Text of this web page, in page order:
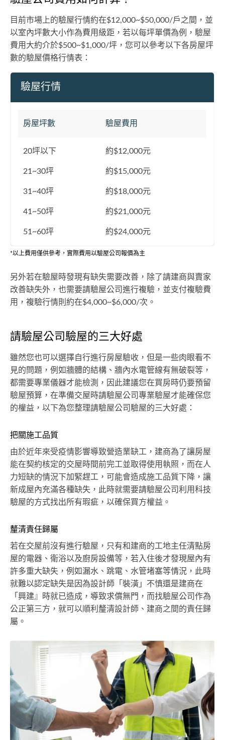
目前市場上的驗屋行情約在$12,000~$50,000/戶之間，並
以室內坪數大小作為費用級距，若以每坪單價為例，驗屋
費用大約介於$500~$1,000/坪，您可以參考以下各房屋坪
數的驗屋價格行情表：
驗屋行情
房屋坪數 驗屋費用
20坪以下 約$12,000元
21~30坪 約$15,000元
31~40坪 約$18,000元
41~50坪 約$21,000元
51~60坪 約$24,000元
*以上費用僅供參考，實際費用以驗屋公司報價為主
另外若在驗屋時發現有缺失需要改善，除了請建商與賣家
改善缺失外，也需要請驗屋公司進行複驗，並支付複驗費
用，複驗行情則約在$4,000~$6,000/次。
請驗屋公司驗屋的三大好處
雖然您也可以選擇自行進行房屋驗收，但是一些肉眼看不
見的問題，例如牆體的結構、牆內水電管線有無破裂等，
都需要專業儀器才能檢測，因此建議您在買房時仍要預留
驗屋預算，在準備交屋時請驗屋公司專業驗屋才能確保您
的權益，以下為您整理請驗屋公司驗屋的三大好處：
把關施工品質
由於近年來受疫情影響導致營造業缺工，建商為了讓房屋
能在契約核定的交屋時間前完工並取得使用執照，而在人
力短缺的情況下加緊趕工，可能會造成施工品質下降，讓
新成屋內充滿各種缺失，此時就需要請驗屋公司利用科技
驗屋的方式找出所有瑕疵，以確保買方權益。
釐清責任歸屬
若在交屋前沒有進行驗屋，只有和建商的工地主任清點房
屋的電器、衛浴以及廚房設備等，若入住後才發現屋內有
許多重大缺失，例如漏水、跳電、水管堵塞等情況，此時
就難以認定缺失是因為設計師「裝潢」不慎還是建商在
「興建』時就已造成，導致求償無門，而找驗屋公司作為
公正第三方，就可以順利釐清設計師、建商之間的責任歸
屬。